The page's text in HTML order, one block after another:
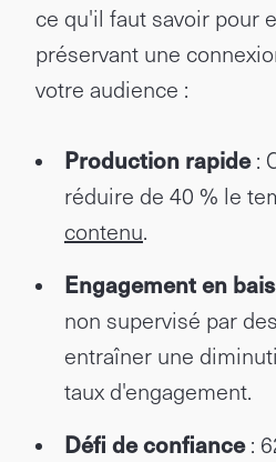
ce qu'il faut savoir pour
préservant une
votre audience :
Production rapide:
réduire de 40 % le
contenu.
Engagement en
non supervisé par
entraîner une
taux d'engagement.
Défi de confiance: